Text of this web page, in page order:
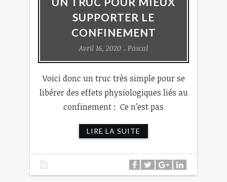
SUPPORTER LE
CONFINEMENT
Avril 16, 2020 Pascal
Voici donc un truc très simple pour se
libérer des effets physiologiques liés au
confinement : Ce n’est pas
LIRE LA SUITE